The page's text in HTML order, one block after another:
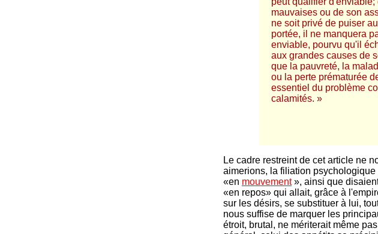
mauvaises ou de son
ne soit privé de puiser
portée, il ne manquera
enviable, pourvu qu'il
aux grandes causes de
que la pauvreté, la
ou la perte prématurée
essentiel du problème
calamités. »
Le cadre restreint de cet article ne
aimerions, la filiation
«en mouvement», ainsi que
«en repos» qui allait, grâce à
sur les désirs, se substituer à lui,
nous suffise de marquer les
étroit, brutal, ne mériterait même